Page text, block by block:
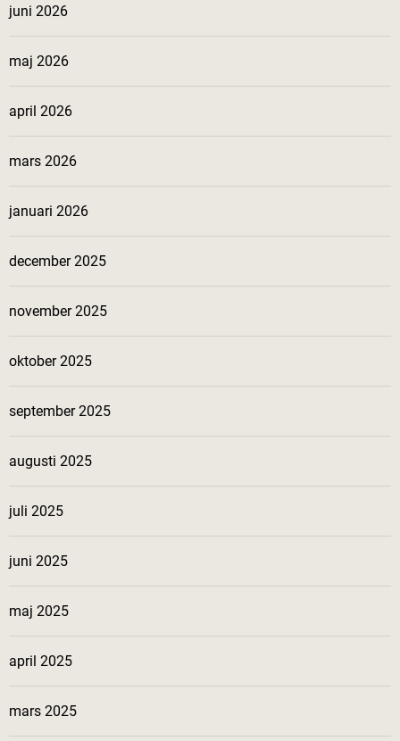
juni 2026
maj 2026
april 2026
mars 2026
januari 2026
december 2025
november 2025
oktober 2025
september 2025
augusti 2025
juli 2025
juni 2025
maj 2025
april 2025
mars 2025